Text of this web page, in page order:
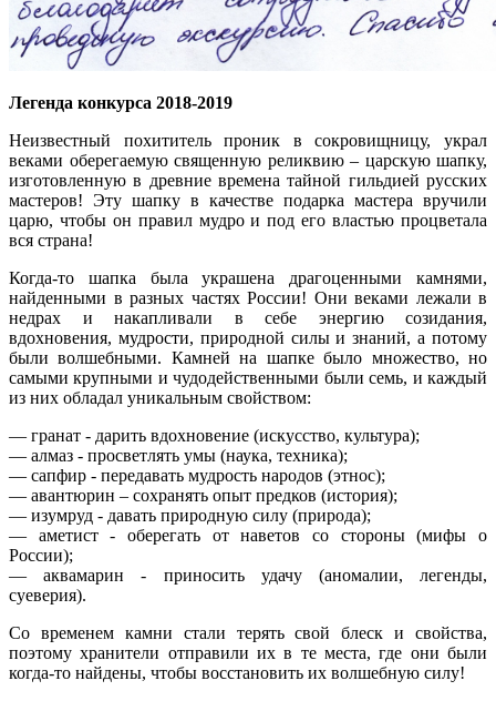
Легенда конкурса 2018-2019
Неизвестный похититель проник в сокровищницу, украл
веками оберегаемую священную реликвию – царскую шапку,
изготовленную в древние времена тайной гильдией русских
мастеров! Эту шапку в качестве подарка мастера вручили
царю, чтобы он правил мудро и под его властью процветала
вся страна!
Когда-то шапка была украшена драгоценными камнями,
найденными в разных частях России! Они веками лежали в
недрах и накапливали в себе энергию созидания,
вдохновения, мудрости, природной силы и знаний, а потому
были волшебными. Камней на шапке было множество, но
самыми крупными и чудодейственными были семь, и каждый
из них обладал уникальным свойством:
― гранат - дарить вдохновение (искусство, культура);
― алмаз - просветлять умы (наука, техника);
― сапфир - передавать мудрость народов (этнос);
― авантюрин – сохранять опыт предков (история);
― изумруд - давать природную силу (природа);
― аметист - оберегать от наветов со стороны (мифы о
России);
― аквамарин - приносить удачу (аномалии, легенды,
суеверия).
Со временем камни стали терять свой блеск и свойства,
поэтому хранители отправили их в те места, где они были
когда-то найдены, чтобы восстановить их волшебную силу!